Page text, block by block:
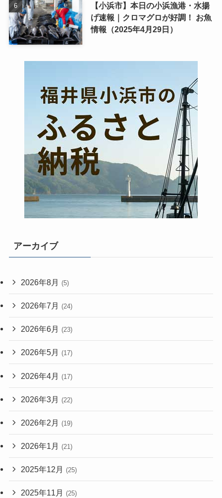
【小浜市】本日の小浜漁港・水揚
げ速報｜クロマグロが好調！ お魚
情報（2025年4月29日）
アーカイブ
2026年8月 (5)
2026年7月 (24)
2026年6月 (23)
2026年5月 (17)
2026年4月 (17)
2026年3月 (22)
2026年2月 (19)
2026年1月 (21)
2025年12月 (25)
2025年11月 (25)